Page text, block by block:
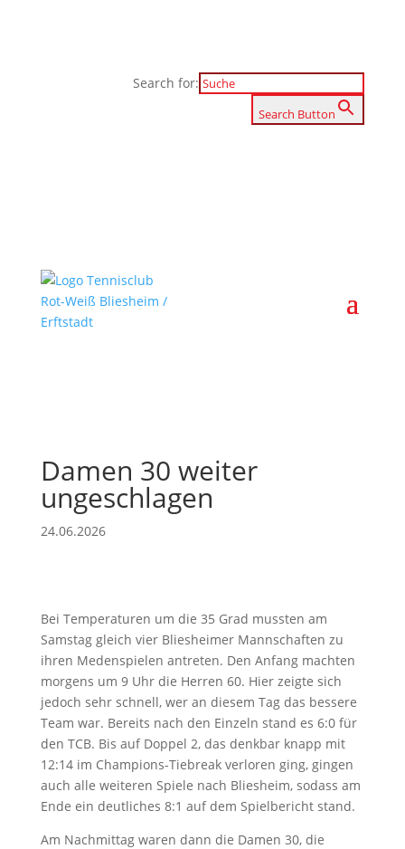
Search for:
Search Button
Damen 30 weiter
ungeschlagen
24.06.2026
Bei Temperaturen um die 35 Grad mussten am
Samstag gleich vier Bliesheimer Mannschaften zu
ihren Medenspielen antreten. Den Anfang machten
morgens um 9 Uhr die Herren 60. Hier zeigte sich
jedoch sehr schnell, wer an diesem Tag das bessere
Team war. Bereits nach den Einzeln stand es 6:0 für
den TCB. Bis auf Doppel 2, das denkbar knapp mit
12:14 im Champions-Tiebreak verloren ging, gingen
auch alle weiteren Spiele nach Bliesheim, sodass am
Ende ein deutliches 8:1 auf dem Spielbericht stand.
Am Nachmittag waren dann die Damen 30, die